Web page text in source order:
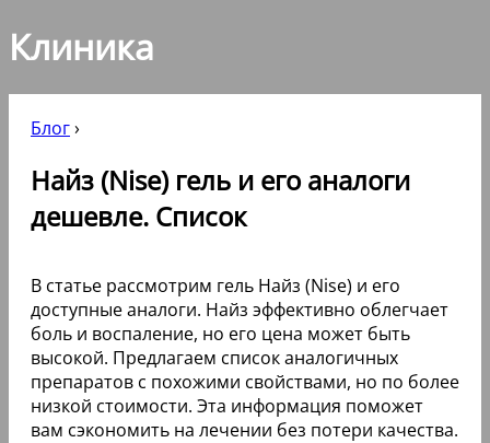
Клиника
Блог›
Найз (Nise) гель и его аналоги
дешевле. Список
В статье рассмотрим гель Найз (Nise) и его
доступные аналоги. Найз эффективно облегчает
боль и воспаление, но его цена может быть
высокой. Предлагаем список аналогичных
препаратов с похожими свойствами, но по более
низкой стоимости. Эта информация поможет
вам сэкономить на лечении без потери качества.